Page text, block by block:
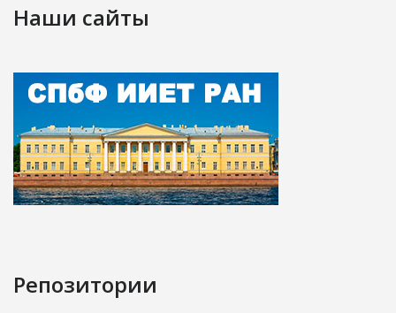
Наши сайты
Репозитории